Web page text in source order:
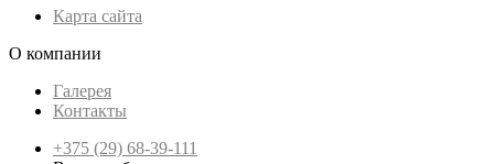
Карта сайта
О компании
Галерея
Контакты
+375 (29) 68-39-111